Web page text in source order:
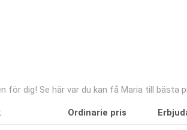
dig! Se här var du kan få Maria till bästa
Ordinarie pris